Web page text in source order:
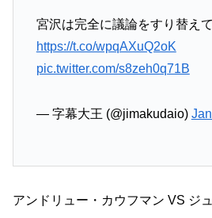
宮沢は完全に議論をすり替えて
https://t.co/wpqAXuQ2oK
pic.twitter.com/s8zeh0q71B
— 字幕大王 (@jimakudaio)
アンドリュー・カウフマン VS ジ